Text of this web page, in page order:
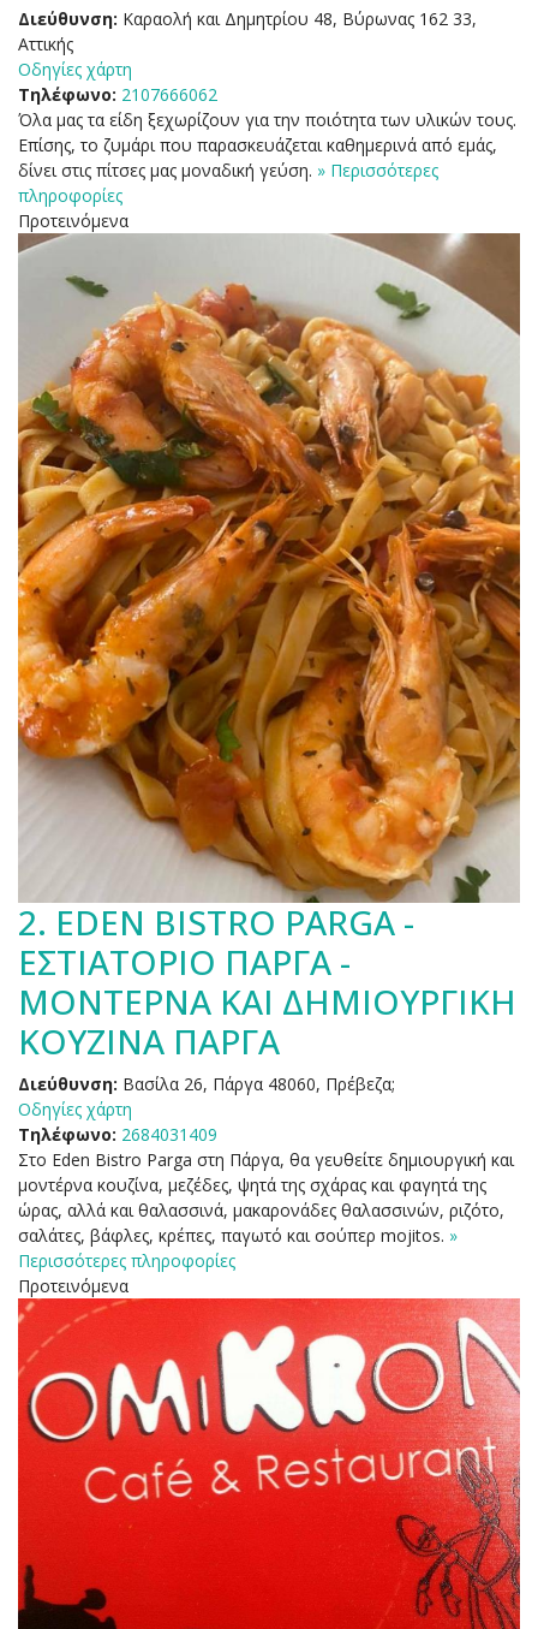
Διεύθυνση: Καραολή και Δημητρίου 48, Βύρωνας 162 33,
Αττικής
Οδηγίες χάρτη
Τηλέφωνο: 2107666062
Όλα μας τα είδη ξεχωρίζουν για την ποιότητα των υλικών τους.
Επίσης, το ζυμάρι που παρασκευάζεται καθημερινά από εμάς,
δίνει στις πίτσες μας μοναδική γεύση. » Περισσότερες
πληροφορίες
Προτεινόμενα
2. EDEN BISTRO PARGA -
ΕΣΤΙΑΤΟΡΙΟ ΠΑΡΓΑ -
ΜΟΝΤΕΡΝΑ ΚΑΙ ΔΗΜΙΟΥΡΓΙΚΗ
ΚΟΥΖΙΝΑ ΠΑΡΓΑ
Διεύθυνση: Βασίλα 26, Πάργα 48060, Πρέβεζα;
Οδηγίες χάρτη
Τηλέφωνο: 2684031409
Στο Eden Bistro Parga στη Πάργα, θα γευθείτε δημιουργική και
μοντέρνα κουζίνα, μεζέδες, ψητά της σχάρας και φαγητά της
ώρας, αλλά και θαλασσινά, μακαρονάδες θαλασσινών, ριζότο,
σαλάτες, βάφλες, κρέπες, παγωτό και σούπερ mojitos. »
Περισσότερες πληροφορίες
Προτεινόμενα